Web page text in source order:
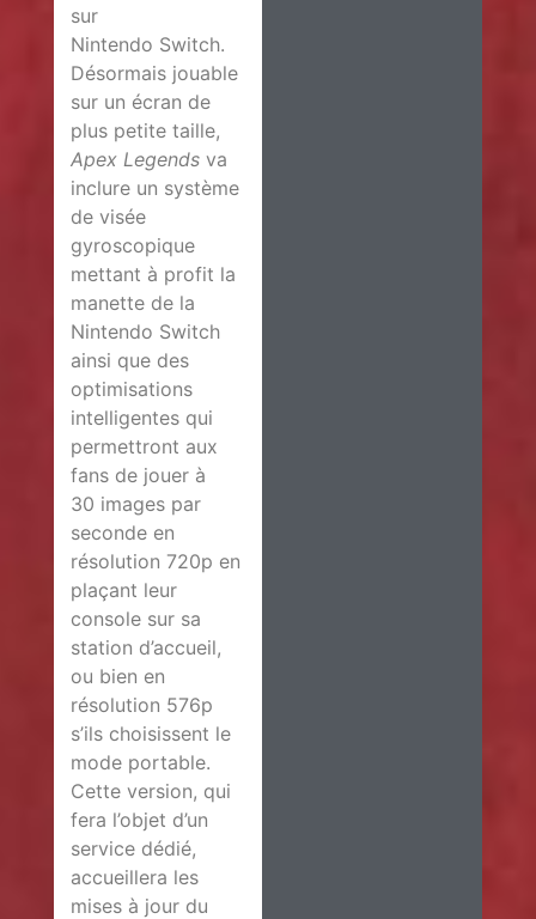
sur
Nintendo Switch.
Désormais jouable
sur un écran de
plus petite taille,
Apex Legendsva
inclure un système
de visée
gyroscopique
mettant à profit la
manette de la
Nintendo Switch
ainsi que des
optimisations
intelligentes qui
permettront aux
fans de jouer à
30 images par
seconde en
résolution 720p en
plaçant leur
console sur sa
station d’accueil,
ou bien en
résolution 576p
s’ils choisissent le
mode portable.
Cette version, qui
fera l’objet d’un
service dédié,
accueillera les
mises à jour du